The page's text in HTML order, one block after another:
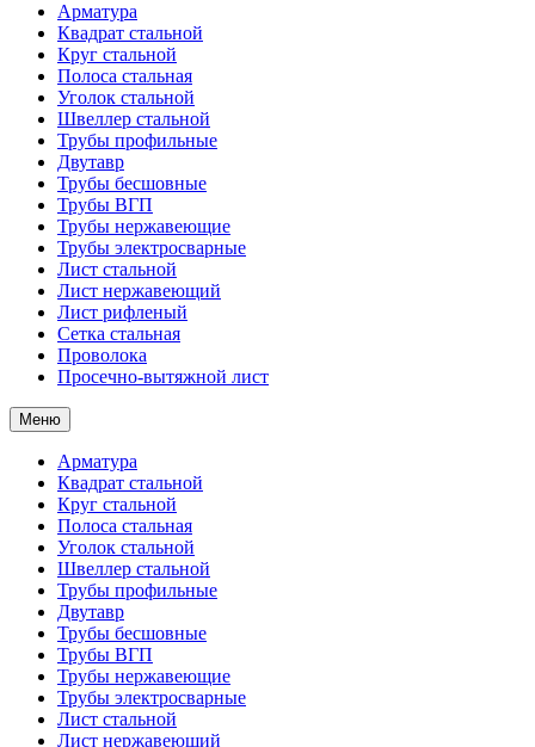
Арматура
Квадрат стальной
Круг стальной
Полоса стальная
Уголок стальной
Швеллер стальной
Трубы профильные
Двутавр
Трубы бесшовные
Трубы ВГП
Трубы нержавеющие
Трубы электросварные
Лист стальной
Лист нержавеющий
Лист рифленый
Сетка стальная
Проволока
Просечно-вытяжной лист
Меню
Арматура
Квадрат стальной
Круг стальной
Полоса стальная
Уголок стальной
Швеллер стальной
Трубы профильные
Двутавр
Трубы бесшовные
Трубы ВГП
Трубы нержавеющие
Трубы электросварные
Лист стальной
Лист нержавеющий